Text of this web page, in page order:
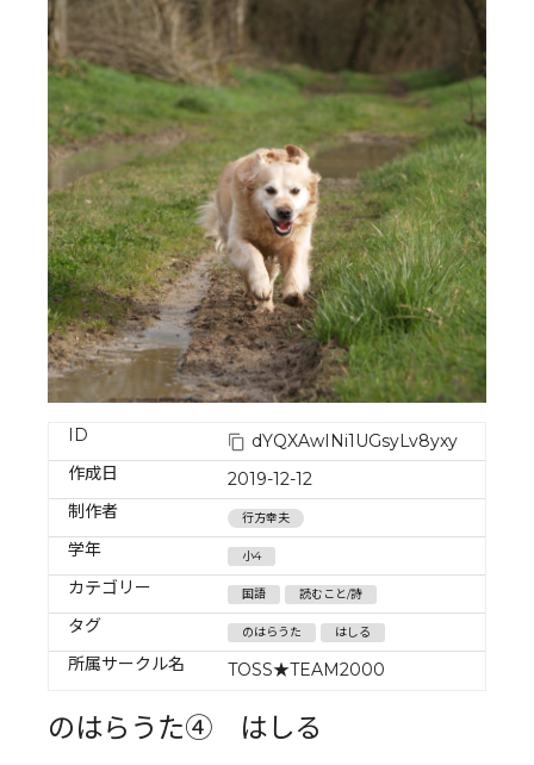
ID
dYQXAwINi1UGsyLv8yxy
作成日
2019-12-12
制作者
行方幸夫
学年 小4
カテゴリー 国語 読むこと/詩
タグ のはらうた はしる
所属サークル名 TOSS★TEAM2000
のはらうた④ はしる